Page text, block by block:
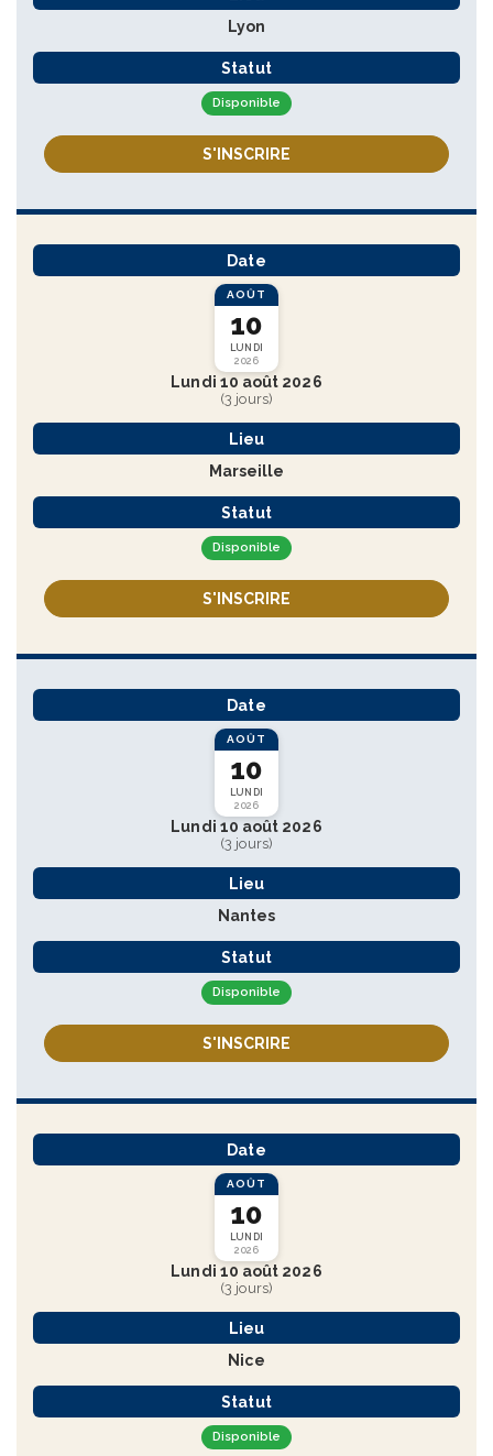
Lyon
Statut
Disponible
S'INSCRIRE
Date
AOÛT
10
LUNDI
2026
Lundi 10 août 2026
(3 jours)
Lieu
Marseille
Statut
Disponible
S'INSCRIRE
Date
AOÛT
10
LUNDI
2026
Lundi 10 août 2026
(3 jours)
Lieu
Nantes
Statut
Disponible
S'INSCRIRE
Date
AOÛT
10
LUNDI
2026
Lundi 10 août 2026
(3 jours)
Lieu
Nice
Statut
Disponible